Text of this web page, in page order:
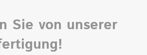
Sie von unserer